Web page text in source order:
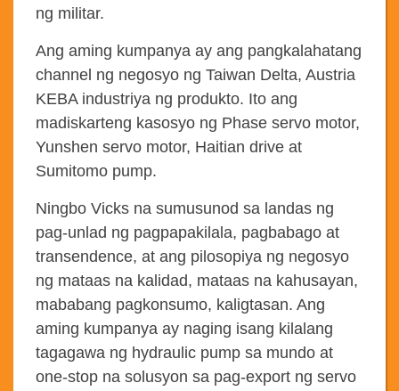
ng militar.
Ang aming kumpanya ay ang pangkalahatang
channel ng negosyo ng Taiwan Delta, Austria
KEBA industriya ng produkto. Ito ang
madiskarteng kasosyo ng Phase servo motor,
Yunshen servo motor, Haitian drive at
Sumitomo pump.
Ningbo Vicks na sumusunod sa landas ng
pag-unlad ng pagpapakilala, pagbabago at
transendence, at ang pilosopiya ng negosyo
ng mataas na kalidad, mataas na kahusayan,
mababang pagkonsumo, kaligtasan. Ang
aming kumpanya ay naging isang kilalang
tagagawa ng hydraulic pump sa mundo at
one-stop na solusyon sa pag-export ng servo